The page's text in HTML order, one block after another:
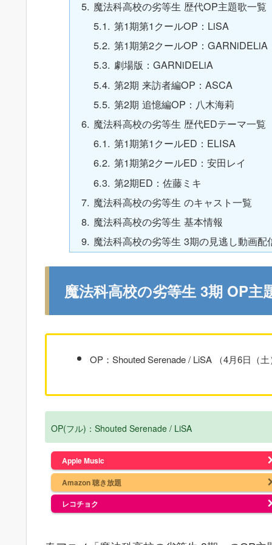
魔法科高校の劣等生 歴代OP主題歌一覧
第1期第1クールOP：LiSA
第1期第2クールOP：GARNiDELiA
劇場版：GARNiDELiA
第2期 来訪者編OP：ASCA
第2期 追憶編OP：八木海莉
魔法科高校の劣等生 歴代EDテーマ一覧
第1期第1クールED：ELISA
第1期第2クールED：安田レイ
第2期ED：佐藤ミキ
魔法科高校の劣等生 のキャスト一覧
魔法科高校の劣等生 基本情報
魔法科高校の劣等生 3期の見逃し動画配
魔法科高校の劣等生 3期 OP主
OP：Shouted Serenade / LiSA （4月6日（
OP(フル)：Shouted Serenade / LiSA
Apple Music
Amazon 聴き放題
レコチョク